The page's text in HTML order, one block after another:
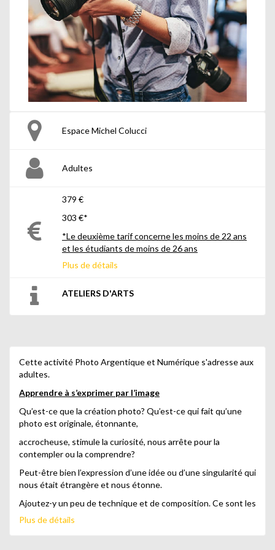
Espace Michel Colucci
Adultes
379 €
303 €*
*Le deuxième tarif concerne les moins de 22 ans
et les étudiants de moins de 26 ans
Plus de détails
ATELIERS D'ARTS
Cette activité Photo Argentique et Numérique s'adresse aux
adultes.
Apprendre à s’exprimer par l’image
Qu’est-ce que la création photo? Qu’est-ce qui fait qu’une
photo est originale, étonnante,
accrocheuse, stimule la curiosité, nous arrête pour la
contempler ou la comprendre?
Peut-être bien l’expression d’une idée ou d’une singularité qui
nous était étrangère et nous étonne.
Ajoutez-y un peu de technique et de composition. Ce sont les
3 éléments que j’enseigne pour parvenir à l’expression
Plus de détails